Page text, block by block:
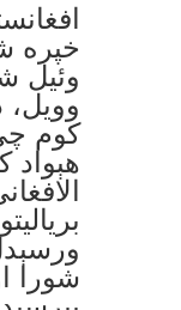
خپره
وئيل
وویل،
کوم
شورا